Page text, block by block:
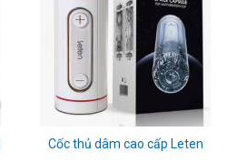
Cốc thủ dâm cao cấp Leten